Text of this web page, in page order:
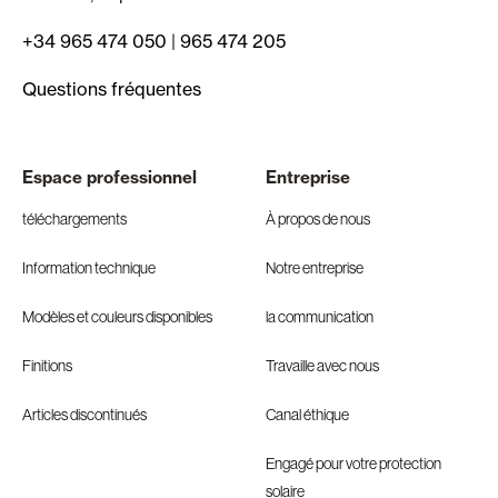
+34 965 474 050 | 965 474 205
Questions fréquentes
Espace professionnel
téléchargements
Information technique
Modèles et couleurs disponibles
Finitions
Articles discontinués
Entreprise
À propos de nous
Notre entreprise
la communication
Travaille avec nous
Canal éthique
Engagé pour votre protection
solaire